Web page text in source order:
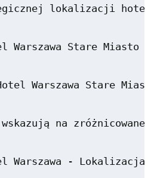
lokalizacji hotelu
Warszawa Stare Miasto -
Warszawa Stare
na zróżnicowane
Warszawa - Lokalizacja</